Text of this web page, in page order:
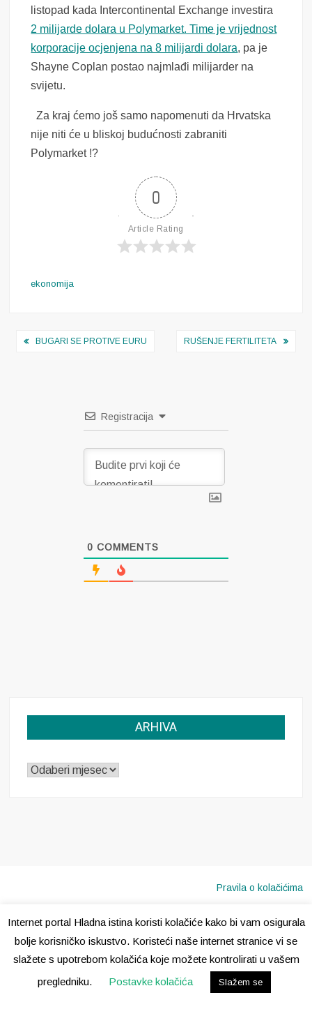
listopad kada Intercontinental Exchange investira
2 milijarde dolara u Polymarket. Time je vrijednost
korporacije ocjenjena na 8 milijardi dolara, pa je
Shayne Coplan postao najmlađi milijarder na
svijetu.
Za kraj ćemo još samo napomenuti da Hrvatska
nije niti će u bliskoj budućnosti zabraniti
Polymarket !?
0
Article Rating
ekonomija
Navigacija
BUGARI SE PROTIVE EURU RUŠENJE FERTILITETA
Registracija
0 COMMENTS
ARHIVA
ARHIVA
Pravila o kolačićima
Internet portal Hladna istina koristi kolačiće kako bi vam osigurala
bolje korisničko iskustvo. Koristeći naše internet stranice vi se
slažete s upotrebom kolačića koje možete kontrolirati u vašem
pregledniku.
Postavke kolačića Slažem se
Copyright © 2020 · Sva prava pridržana · Hladna Istina